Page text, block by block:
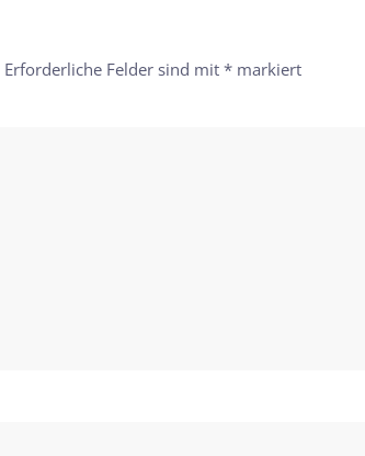
Erforderliche Felder sind mit * markiert